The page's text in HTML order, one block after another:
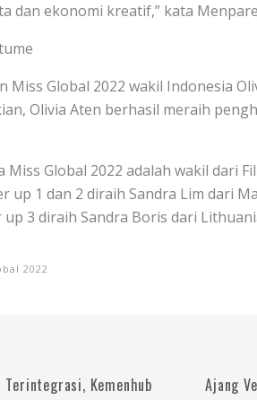
dan ekonomi kreatif,” kata
Miss Global 2022 wakil Indonesia
Olivia Aten berhasil meraih
Global 2022 adalah wakil dari
up 1 dan 2 diraih Sandra Lim dari
3 diraih Sandra Boris dari
2022
Terintegrasi, Kemenhub
Ajang